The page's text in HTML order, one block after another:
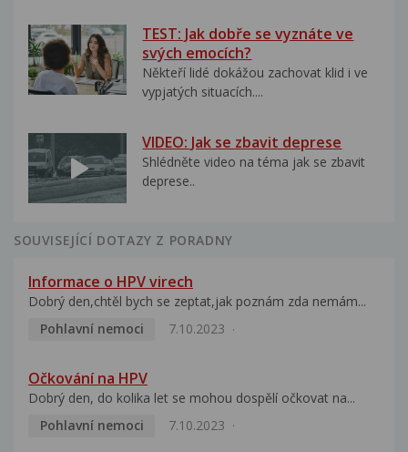
TEST: Jak dobře se vyznáte ve
svých emocích?
Někteří lidé dokážou zachovat klid i ve
vypjatých situacích....
VIDEO: Jak se zbavit deprese
Shlédněte video na téma jak se zbavit
deprese..
SOUVISEJÍCÍ DOTAZY Z PORADNY
Informace o HPV virech
Dobrý den,chtěl bych se zeptat,jak poznám zda nemám...
Pohlavní nemoci
7.10.2023
Očkování na HPV
Dobrý den, do kolika let se mohou dospělí očkovat na...
Pohlavní nemoci
7.10.2023